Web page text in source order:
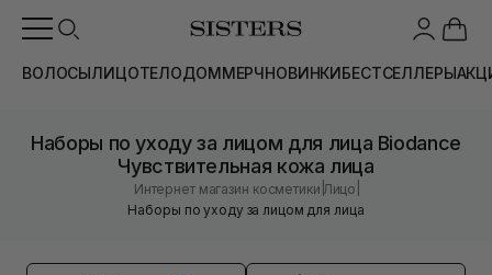
ВОЛОСЫЛИЦОТЕЛОДОММЕРЧНОВИНКИБЕСТСЕЛЛЕРЫ
Наборы по уходу за лицом для лица Biodance
Чувствительная кожа лица
Интернет магазин косметики Лицо
Наборы по уходу за лицом для лица